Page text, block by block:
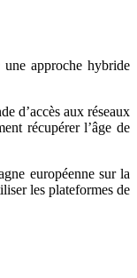
approche hybride
d’accès aux réseaux
récupérer l’âge de
européenne sur la
les plateformes de